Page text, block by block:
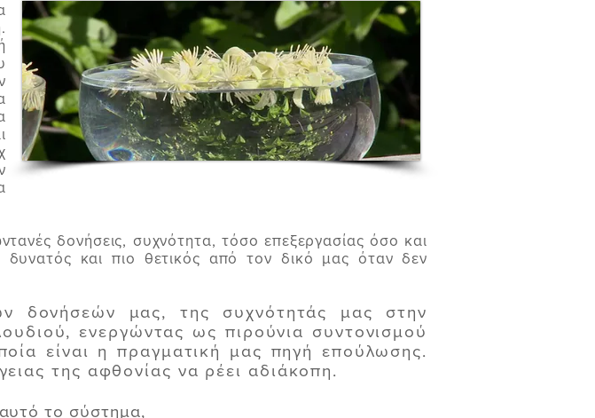
δονήσεις, συχνότητα, τόσο επεξεργασίας όσο και
δυνατός και πιο θετικός από τον δικό μας όταν δεν
δονήσεών μας, της συχνότητάς μας στην
ενεργώντας ως πιρούνια συντονισμού
είναι η πραγματική μας πηγή επούλωσης.
της αφθονίας να ρέει αδιάκοπη.
το σύστημα,